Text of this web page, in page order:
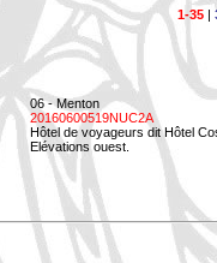
1-35|
06 - Menton
20160600519NUC2A
Hôtel de voyageurs dit Hôtel
Elévations ouest.